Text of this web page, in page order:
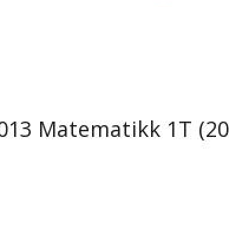
Matematikk 1T